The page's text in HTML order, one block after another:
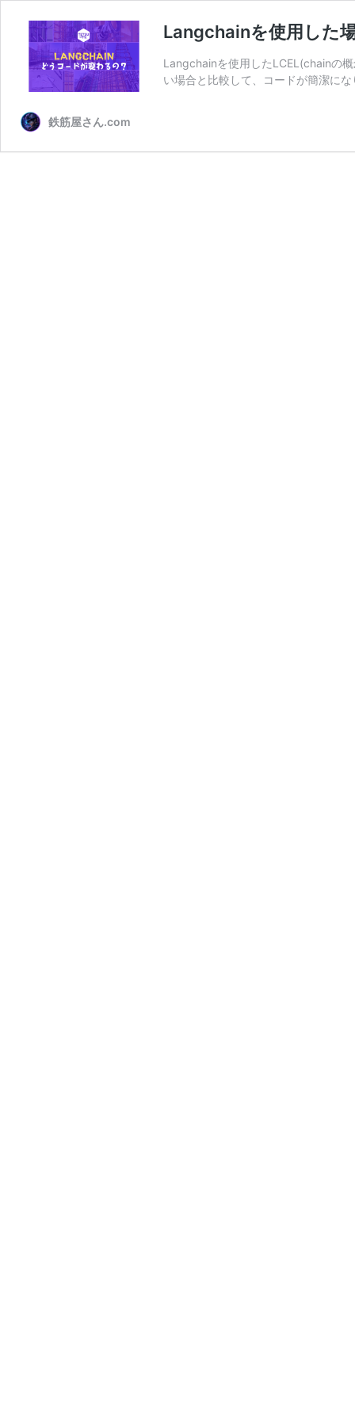
Langchainを使用した
Langchainを使用したLCEL(chainの
い場合と比較して、コードが簡潔に
鉄筋屋さん.com